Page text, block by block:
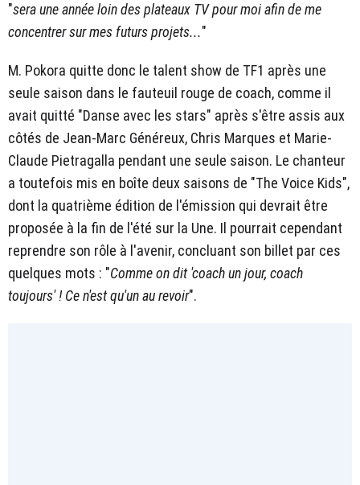
"sera une année loin des plateaux TV pour moi afin de me
concentrer sur mes futurs projets..."
M. Pokora quitte donc le talent show de TF1 après une
seule saison dans le fauteuil rouge de coach, comme il
avait quitté "Danse avec les stars" après s'être assis aux
côtés de Jean-Marc Généreux, Chris Marques et Marie-
Claude Pietragalla pendant une seule saison. Le chanteur
a toutefois mis en boîte deux saisons de "The Voice Kids",
dont la quatrième édition de l'émission qui devrait être
proposée à la fin de l'été sur la Une. Il pourrait cependant
reprendre son rôle à l'avenir, concluant son billet par ces
quelques mots : "Comme on dit 'coach un jour, coach
toujours' ! Ce n'est qu'un au revoir".